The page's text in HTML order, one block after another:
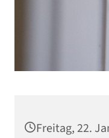
Freitag, 22.